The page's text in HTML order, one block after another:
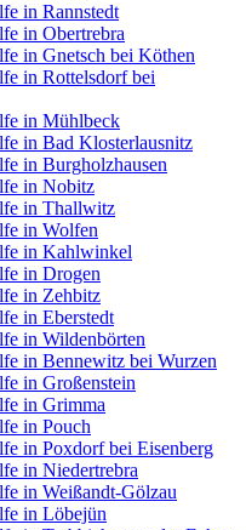
in Rannstedt
in Obertrebra
in Gnetsch bei Köthen
in Rottelsdorf bei
in Mühlbeck
in Bad Klosterlausnitz
in Burgholzhausen
in Nobitz
in Thallwitz
in Wolfen
in Kahlwinkel
in Drogen
in Zehbitz
in Eberstedt
in Wildenbörten
in Bennewitz bei Wurzen
in Großenstein
in Grimma
in Pouch
in Poxdorf bei Eisenberg
in Niedertrebra
in Weißandt-Gölzau
in Löbejün